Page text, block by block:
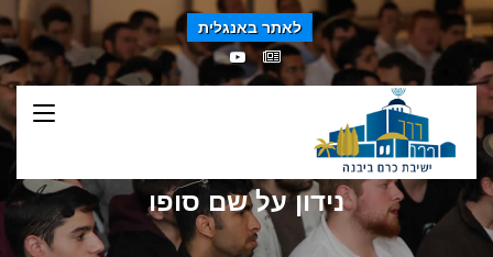
לאתר באנגלית
נידון על שם סופו